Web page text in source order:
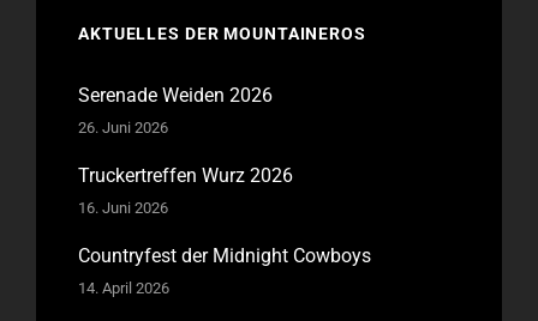
AKTUELLES DER MOUNTAINEROS
Serenade Weiden 2026
26. Juni 2026
Truckertreffen Wurz 2026
16. Juni 2026
Countryfest der Midnight Cowboys
14. April 2026